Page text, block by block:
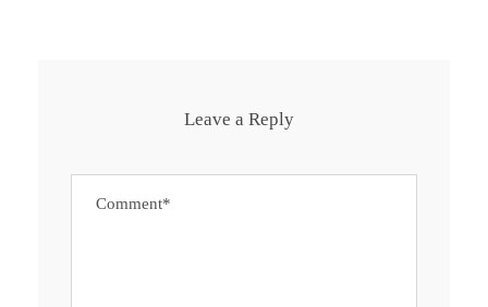
Leave a Reply